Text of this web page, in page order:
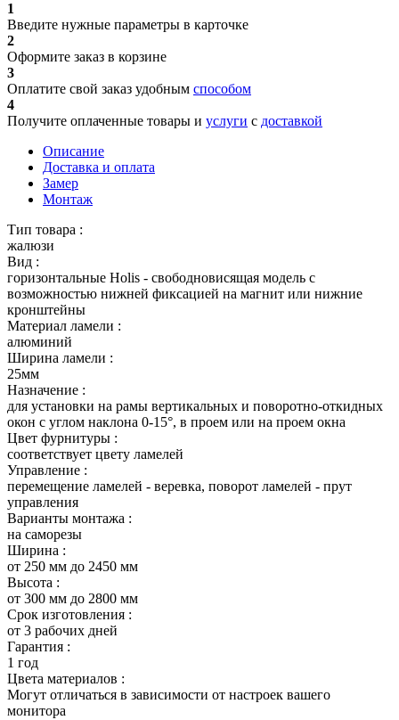
1
Введите нужные параметры в карточке
2
Оформите заказ в корзине
3
Оплатите свой заказ удобным способом
4
Получите оплаченные товары и услуги с доставкой
Описание
Доставка и оплата
Замер
Монтаж
Тип товара :
жалюзи
Вид :
горизонтальные Holis - свободновисящая модель с
возможностью нижней фиксацией на магнит или нижние
кронштейны
Материал ламели :
алюминий
Ширина ламели :
25мм
Назначение :
для установки на рамы вертикальных и поворотно-откидных
окон с углом наклона 0-15°, в проем или на проем окна
Цвет фурнитуры :
соответствует цвету ламелей
Управление :
перемещение ламелей - веревка, поворот ламелей - прут
управления
Варианты монтажа :
на саморезы
Ширина :
от 250 мм до 2450 мм
Высота :
от 300 мм до 2800 мм
Срок изготовления :
от 3 рабочих дней
Гарантия :
1 год
Цвета материалов :
Могут отличаться в зависимости от настроек вашего
монитора